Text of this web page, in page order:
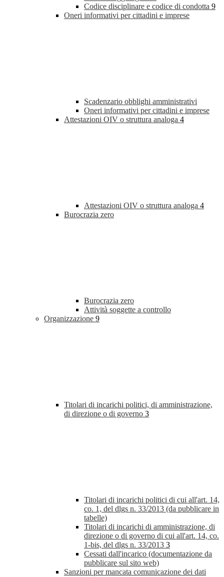
Codice disciplinare e codice di condotta 9
Oneri informativi per cittadini e imprese
Scadenzario obblighi amministrativi
Oneri informativi per cittadini e imprese
Attestazioni OIV o struttura analoga 4
Attestazioni OIV o struttura analoga 4
Burocrazia zero
Burocrazia zero
Attività soggette a controllo
Organizzazione 9
Titolari di incarichi politici, di amministrazione,
di direzione o di governo 3
Titolari di incarichi politici di cui all'art. 14,
co. 1, del dlgs n. 33/2013 (da pubblicare in
tabelle)
Titolari di incarichi di amministrazione, di
direzione o di governo di cui all'art. 14, co.
1-bis, del dlgs n. 33/2013 3
Cessati dall'incarico (documentazione da
pubblicare sul sito web)
Sanzioni per mancata comunicazione dei dati